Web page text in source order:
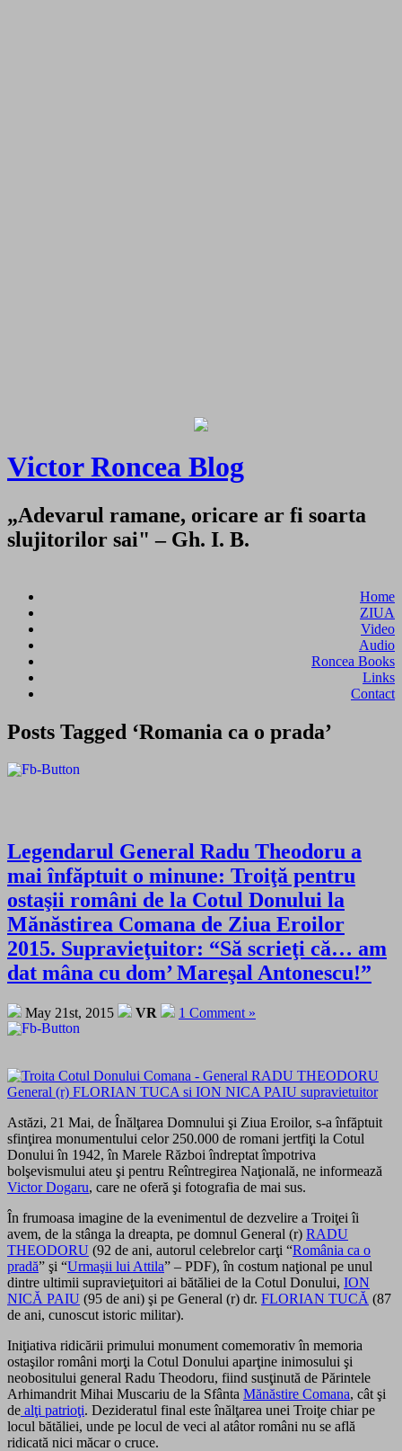
Victor Roncea Blog
„Adevarul ramane, oricare ar fi soarta
slujitorilor sai" – Gh. I. B.
Home
ZIUA
Video
Audio
Roncea Books
Links
Contact
Posts Tagged ‘Romania ca o prada’
Legendarul General Radu Theodoru a
mai înfăptuit o minune: Troiţă pentru
ostaşii români de la Cotul Donului la
Mănăstirea Comana de Ziua Eroilor
2015. Supravieţuitor: “Să scrieţi că… am
dat mâna cu dom’ Mareşal Antonescu!”
May 21st, 2015 VR 1 Comment »
Astăzi, 21 Mai, de Înălţarea Domnului şi Ziua Eroilor, s-a înfăptuit
sfinţirea monumentului celor 250.000 de romani jertfiţi la Cotul
Donului în 1942, în Marele Război îndreptat împotriva
bolşevismului ateu şi pentru Reîntregirea Naţională, ne informează
Victor Dogaru, care ne oferă şi fotografia de mai sus.
În frumoasa imagine de la evenimentul de dezvelire a Troiţei îi
avem, de la stânga la dreapta, pe domnul General (r) RADU
THEODORU (92 de ani, autorul celebrelor carţi “România ca o
pradă” şi “Urmaşii lui Attila” – PDF), în costum naţional pe unul
dintre ultimii supravieţuitori ai bătăliei de la Cotul Donului, ION
NICĂ PAIU (95 de ani) şi pe General (r) dr. FLORIAN TUCĂ (87
de ani, cunoscut istoric militar).
Iniţiativa ridicării primului monument comemorativ în memoria
ostaşilor români morţi la Cotul Donului aparţine inimosului şi
neobositului general Radu Theodoru, fiind susţinută de Părintele
Arhimandrit Mihai Muscariu de la Sfânta Mănăstire Comana, cât şi
de alţi patrioţi. Dezideratul final este înălţarea unei Troiţe chiar pe
locul bătăliei, unde pe locul de veci al atâtor români nu se află
ridicată nici măcar o cruce.